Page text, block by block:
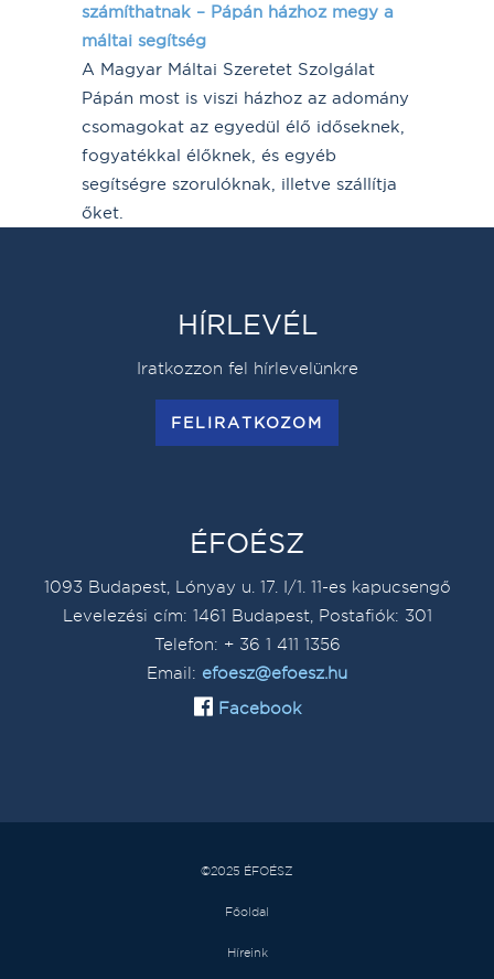
számíthatnak – Pápán házhoz megy a
máltai segítség
A Magyar Máltai Szeretet Szolgálat
Pápán most is viszi házhoz az adomány
csomagokat az egyedül élő időseknek,
fogyatékkal élőknek, és egyéb
segítségre szorulóknak, illetve szállítja
őket.
HÍRLEVÉL
Iratkozzon fel hírlevelünkre
FELIRATKOZOM
ÉFOÉSZ
1093 Budapest, Lónyay u. 17. I/1. 11-es kapucsengő
Levelezési cím: 1461 Budapest, Postafiók: 301
Telefon: + 36 1 411 1356
Email: efoesz@efoesz.hu
Facebook
©2025 ÉFOÉSZ
Főoldal
Híreink